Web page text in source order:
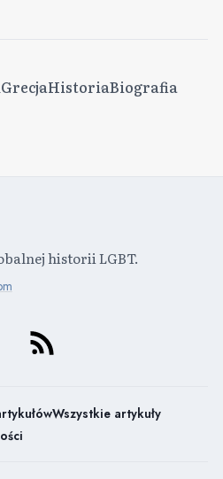
GrecjaHistoriaBiografia
historii LGBT.
Wszystkie artykuły